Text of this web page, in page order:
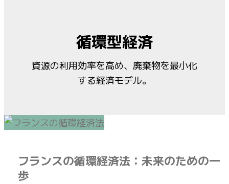
循環型経済
資源の利用効率を高め、廃棄物を最小化
する経済モデル。
フランスの循環経済法：未来のための一
歩